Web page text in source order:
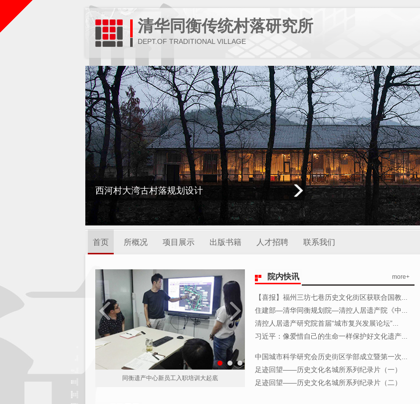
清华同衡传统村落研究所
DEPT.OF TRADITIONAL VILLAGE
西河村大湾古村落规划设计
首页 所概况 项目展示 出版书籍 人才招聘 联系我们
同衡遗产中心新员工入职培训大起底
more+
院内快讯
【喜报】福州三坊七巷历史文化街区获联合国教...
住建部—清华同衡规划院—清控人居遗产院《中...
清控人居遗产研究院首届“城市复兴发展论坛”...
习近平：像爱惜自己的生命一样保护好文化遗产...
中国城市科学研究会历史街区学部成立暨第一次...
足迹回望——历史文化名城所系列纪录片（一）
足迹回望——历史文化名城所系列纪录片（二）